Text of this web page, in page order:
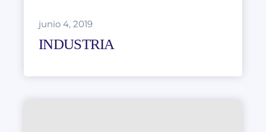
junio 4, 2019
INDUSTRIA